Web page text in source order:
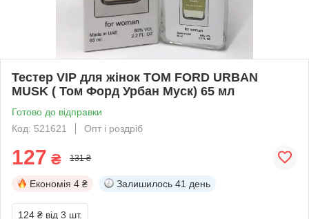
Тестер VIP для жінок TOM FORD URBAN
MUSK ( Том Форд Урбан Муск) 65 мл
Готово до відправки
Код: 521621
Опт і роздріб
127 ₴ 131 ₴
Економія 4 ₴ Залишилось 41 день
124 ₴ від 3 шт.